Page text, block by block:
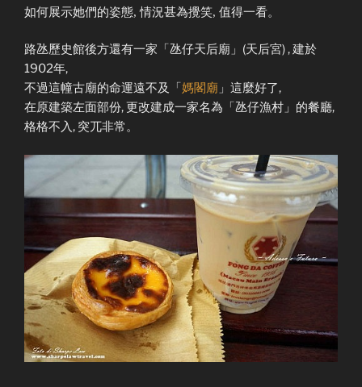
如何展示她們的姿態, 情況甚為攪笑, 值得一看。
路氹歷史館後方還有一家「氹仔天后廟」(天后宮) , 建於
1902年,
不過這幢古廟的命運遠不及「媽閣廟 」這麼好了,
在原建築左面部份, 更改建成一家名為「氹仔漁村」的餐廳,
格格不入, 突兀非常。